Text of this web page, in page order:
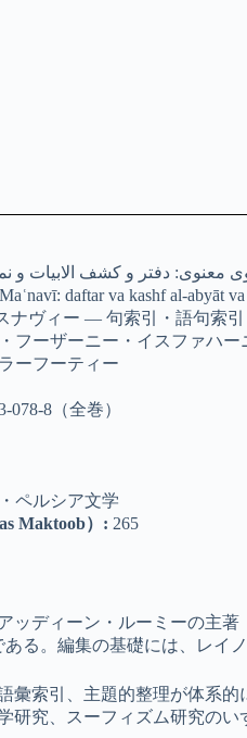
معنوی: دفتر و کشف الابیات و
daftar va kashf al-abyāt va
ナヴィー ― 句索引・語句索
フーザーニー・イスファハー
ーフーティー
078-8（全巻）
ペルシア文学
Maktoob） : 265
ッディーン・ルーミーの主
る。編集の基礎には、レイ
彙索引、主題的整理が体系
研究、スーフィズム研究の